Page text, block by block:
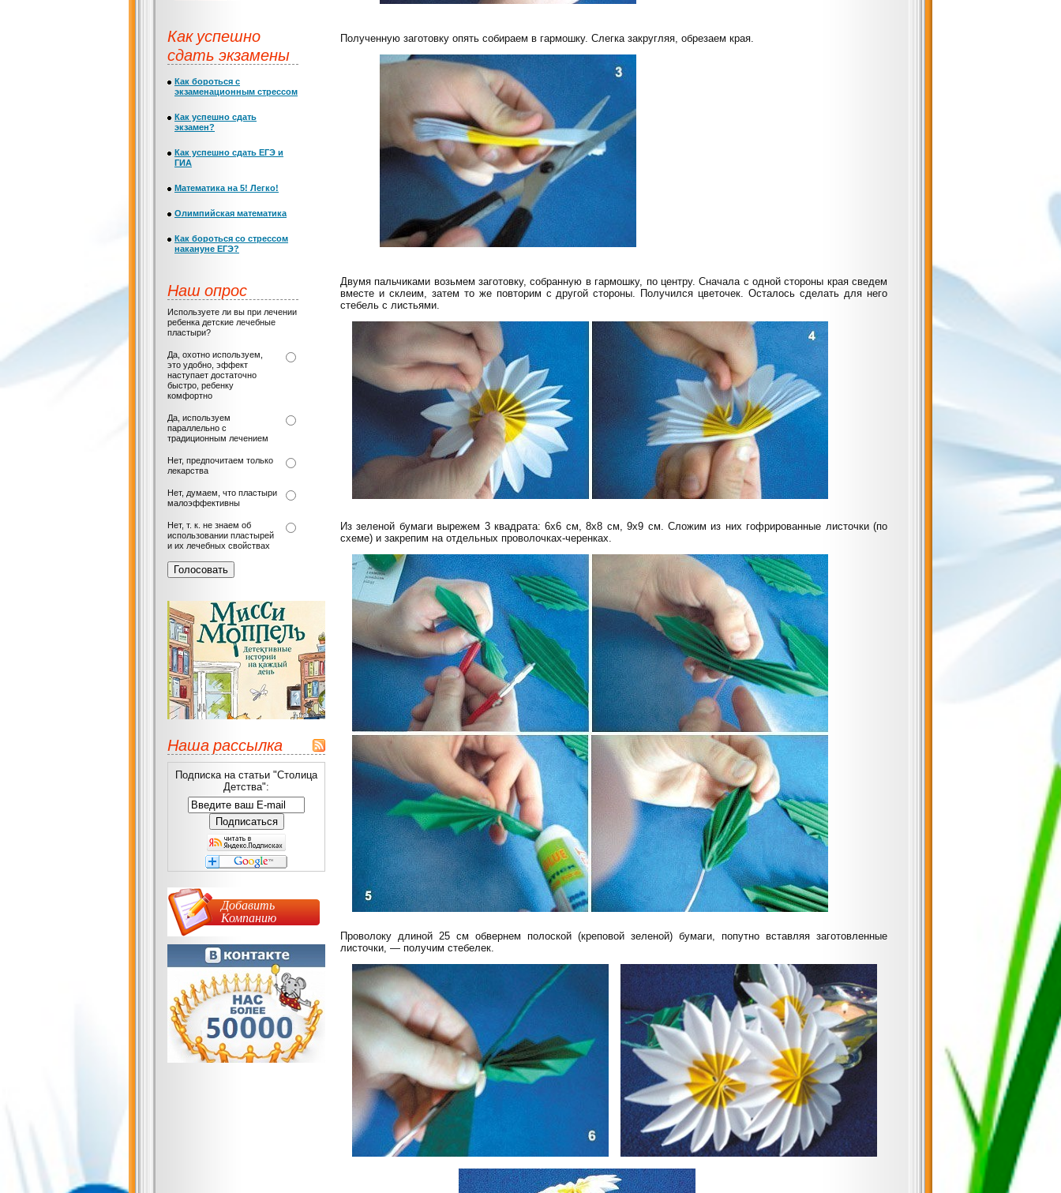
Полученную заготовку опять собираем в гармошку. Слегка закругляя, обрезаем края.
Двумя пальчиками возьмем заготовку, собранную в гармошку, по центру. Сначала с одной стороны края сведем
вместе и склеим, затем то же повторим с другой стороны. Получился цветочек. Осталось сделать для него
стебель с листьями.
Из зеленой бумаги вырежем 3 квадрата: 6х6 см, 8х8 см, 9х9 см. Сложим из них гофрированные листочки (по
схеме) и закрепим на отдельных проволочках-черенках.
Проволоку длиной 25 см обвернем полоской (креповой зеленой) бумаги, попутно вставляя заготовленные
листочки, — получим стебелек.
Как успешно
сдать экзамены
Как бороться с
экзаменационным стрессом
Как успешно сдать
экзамен?
Как успешно сдать ЕГЭ и
ГИА
Математика на 5! Легко!
Олимпийская математика
Как бороться со стрессом
накануне ЕГЭ?
Наш опрос
Используете ли вы при лечении
ребенка детские лечебные
пластыри?
Да, охотно используем,
это удобно, эффект
наступает достаточно
быстро, ребенку
комфортно
Да, используем
параллельно с
традиционным лечением
Нет, предпочитаем только
лекарства
Нет, думаем, что пластыри
малоэффективны
Нет, т. к. не знаем об
использовании пластырей
и их лечебных свойствах
Наша рассылка
Подписка на статьи "Столица
Детства":
Добавить
Компанию